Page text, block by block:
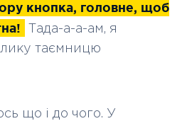
кнопка, головне, щоб
Тада-а-а-ам, я
таємницю
що і до чого. У